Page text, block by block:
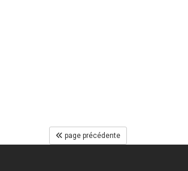
page précédente